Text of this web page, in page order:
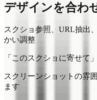
デザインを合わ
スクショ参照、URL抽出
かい調整
「このスクショに寄せて」
スクリーンショットの雰
ます